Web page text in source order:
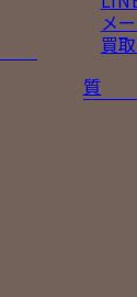
メ
買
質